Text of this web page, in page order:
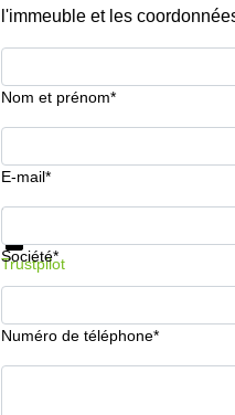
l'immeuble et les
Nom et prénom*
E-mail*
Société*
Numéro de téléphone*
Informations et prix
Trustpilot